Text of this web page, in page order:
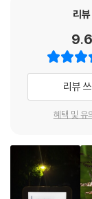
- 왜 피해자의 곁에
4장 세상과 단절
방어기제
괜찮다고 말하지만
또다시 자학 / 신경
아도 될까요? / 통조
을 느끼다 / 빗속에
로 / 잠들지 못하는
보호 장치 다이어
리뷰
9.6
리뷰
혜택 및 유